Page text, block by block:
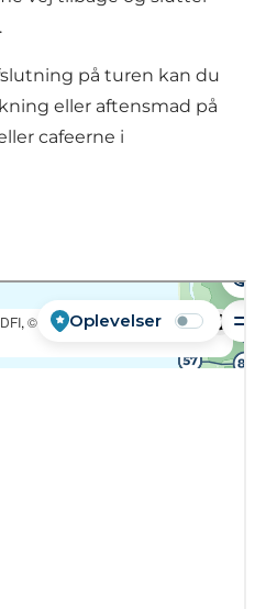
på turen kan du
eller aftensmad på
cafeerne i